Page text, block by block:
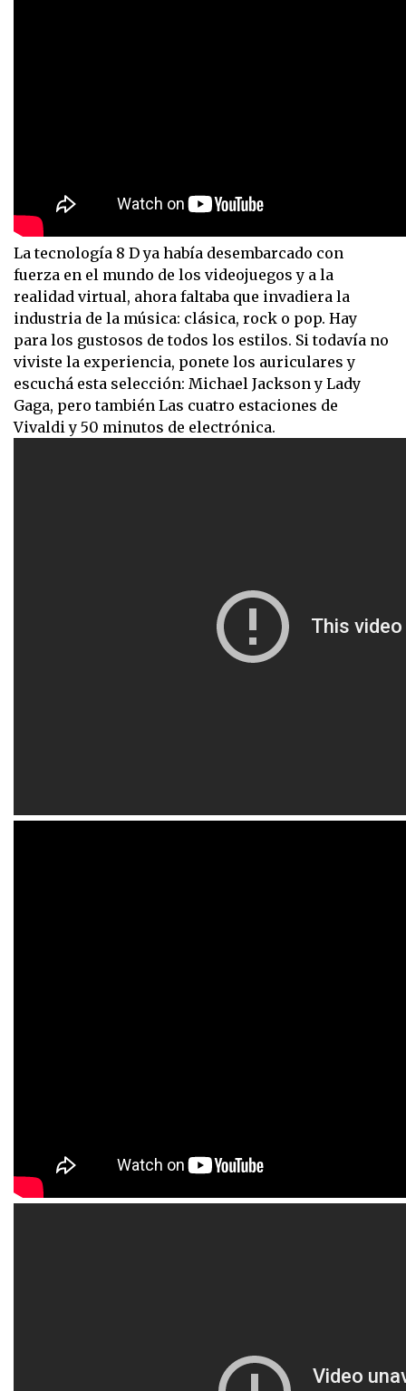
La tecnología 8 D ya había desembarcado con
fuerza en el mundo de los videojuegos y a la
realidad virtual, ahora faltaba que invadiera la
industria de la música: clásica, rock o pop. Hay
para los gustosos de todos los estilos. Si todavía no
viviste la experiencia, ponete los auriculares y
escuchá esta selección: Michael Jackson y Lady
Gaga, pero también Las cuatro estaciones de
Vivaldi y 50 minutos de electrónica.